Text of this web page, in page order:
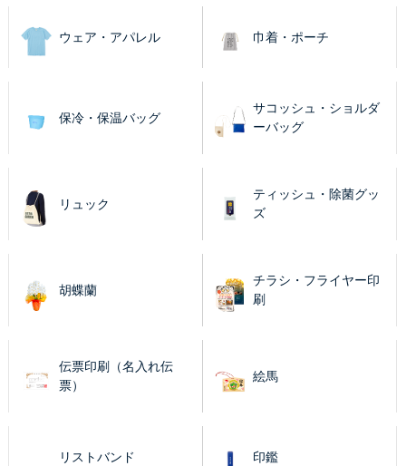
ウェア・アパレル 巾着・ポーチ
保冷・保温バッグ
サコッシュ・ショルダ
ーバッグ
リュック
ティッシュ・除菌グッ
ズ
胡蝶蘭
チラシ・フライヤー印
刷
伝票印刷（名入れ伝
票）
絵馬
リストバンド 印鑑